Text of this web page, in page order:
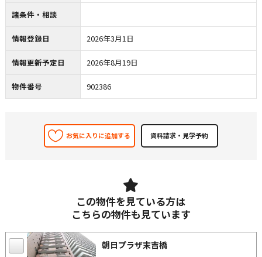
諸条件・相談
情報登録日 2026年3月1日
情報更新予定日 2026年8月19日
物件番号 902386
お気に入りに追加する
この物件を見ている方は
こちらの物件も見ています
朝日プラザ末吉橋